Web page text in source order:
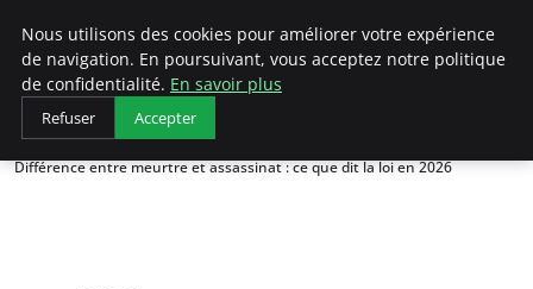
LECFCM
Accueil
Différence entre meurtre et assassinat : ce que dit la loi en 2026
Nous utilisons des cookies pour améliorer votre expérience
de navigation. En poursuivant, vous acceptez notre politique
de confidentialité. En savoir plus
Refuser Accepter